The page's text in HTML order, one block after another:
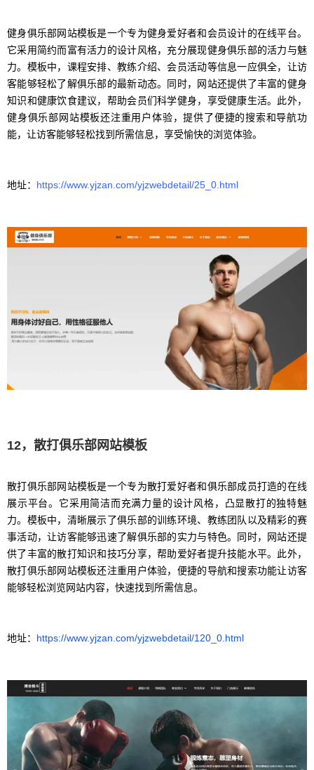
健身俱乐部网站模板是一个专为健身爱好者和会员设计的在线平台。
它采用简约而富有活力的设计风格，充分展现健身俱乐部的活力与魅
力。模板中，课程安排、教练介绍、会员活动等信息一应俱全，让访
客能够轻松了解俱乐部的最新动态。同时，网站还提供了丰富的健身
知识和健康饮食建议，帮助会员们科学健身，享受健康生活。此外，
健身俱乐部网站模板还注重用户体验，提供了便捷的搜索和导航功
能，让访客能够轻松找到所需信息，享受愉快的浏览体验。
地址： https://www.yjzan.com/yjzwebdetail/25_0.html
12，散打俱乐部网站模板
散打俱乐部网站模板是一个专为散打爱好者和俱乐部成员打造的在线
展示平台。它采用简洁而充满力量的设计风格，凸显散打的独特魅
力。模板中，清晰展示了俱乐部的训练环境、教练团队以及精彩的赛
事活动，让访客能够迅速了解俱乐部的实力与特色。同时，网站还提
供了丰富的散打知识和技巧分享，帮助爱好者提升技能水平。此外，
散打俱乐部网站模板还注重用户体验，便捷的导航和搜索功能让访客
能够轻松浏览网站内容，快速找到所需信息。
地址： https://www.yjzan.com/yjzwebdetail/120_0.html